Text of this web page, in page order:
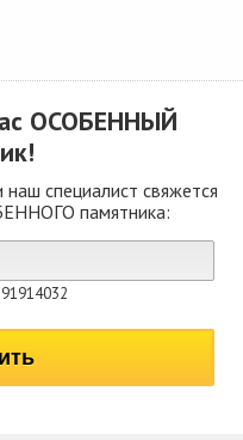
ОСОБЕННЫЙ
специалист свяжется
памятника: